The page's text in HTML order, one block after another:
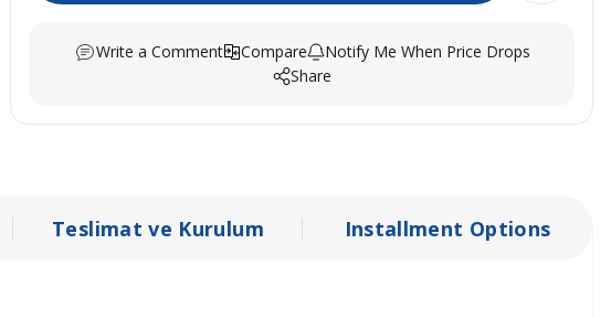
Write a Comment Compare
Notify Me When Price Drops
Share
Teslimat ve Kurulum Installment Options